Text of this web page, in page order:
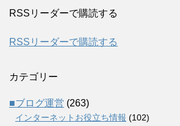
RSSリーダーで購読する
RSSリーダーで購読する
カテゴリー
■ブログ運営 (263)
インターネットお役立ち情報 (102)